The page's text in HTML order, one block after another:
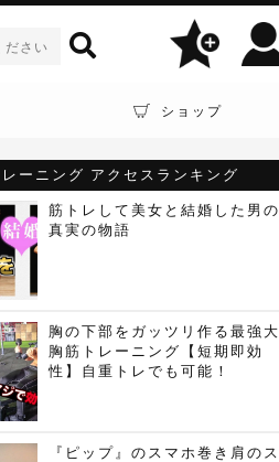
ショップ
レーニング アクセスランキング
筋トレして美女と結婚した男の
真実の物語
胸の下部をガッツリ作る最強大
胸筋トレーニング【短期即効
性】自重トレでも可能！
『ピップ』のスマホ巻き肩のス